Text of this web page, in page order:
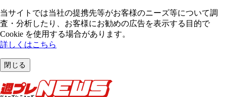
当サイトでは当社の提携先等がお客様のニーズ等について調
査・分析したり、お客様にお勧めの広告を表⽰する⽬的で
Cookie を使⽤する場合があります。
詳しくはこちら
閉じる